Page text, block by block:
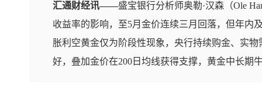
汇通财经讯——盛宝银行分析师奥勒·汉森（Ole
收益率的影响，至5月金价连续三月回落，但年内
胀利空黄金仅为阶段性现象，央行持续购金、实
好，叠加金价在200日均线获得支撑，黄金中长期